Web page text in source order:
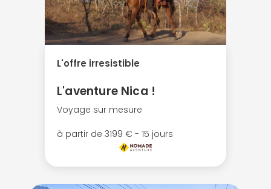
L'offre irresistible
L'aventure Nica !
Voyage sur mesure
à partir de 3199 € - 15 jours